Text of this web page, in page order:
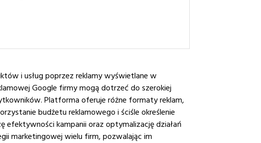
i usług poprzez reklamy wyświetlane w
Google firmy mogą dotrzeć do szerokiej
Platforma oferuje różne formaty reklam,
budżetu reklamowego i ściśle określenie
efektywności kampanii oraz optymalizację działań
marketingowej wielu firm, pozwalając im